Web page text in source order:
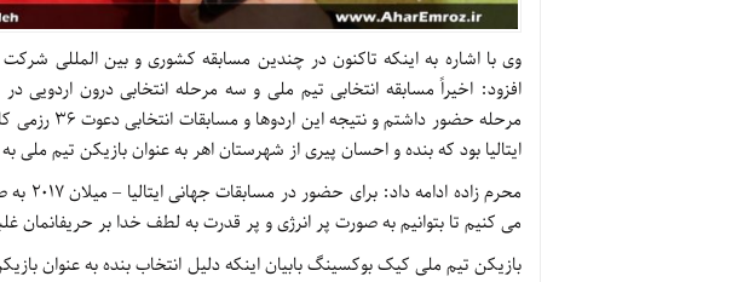
وی با اشاره به اینکه تاکنون در چندین مسابقه کشوری و بین المللی
افزود: اخیراً مسابقه انتخابی تیم ملی و سه مرحله انتخابی درون اردویی
مرحله حضور
ایتالیا بود که بنده و احسان پیری از شهرستان اهر به عنوان بازیکن تیم
محرم
می کنیم تا بتوانیم به صورت پر انرژی و پر قدرت به لطف خدا بر حریفانمان
بازیکن تیم ملی کیک بوکسینگ بابیان اینکه دلیل انتخاب بنده به عنوان